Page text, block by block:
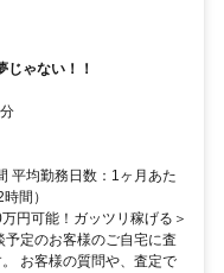
ゃない！！
平均勤務日数：1ヶ月あた
間）
円可能！ガッツリ稼げる＞
定のお客様のご自宅に査
お客様の質問や、査定で